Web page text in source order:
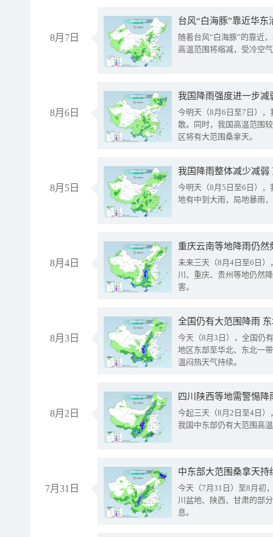
8月7日
台风“白海豚”靠近华
随着台风“白海豚”的靠近
高温范围将缩减，受冷空
8月6日
今明天（8月6日至7日）
散。同时，我国高温范围
区将有大范围桑拿天。
8月5日
我国降雨整体减少减弱
今明天（8月5日至6日）
地有中到大雨，局地暴雨
8月4日
重庆云南等地降雨仍然
未来三天（8月4日至6日
川、重庆、贵州等地仍然
害。
8月3日
全国仍有大范围降雨
今天（8月3日），全国仍
地区东部至华北、东北一
温闷热天气持续。
8月2日
今起三天（8月2日至4日
我国中东部仍有大范围高
7月31日
中东部大范围桑拿天
今天（7月31日）至8月初
川盆地、陕西、甘肃的部
息。